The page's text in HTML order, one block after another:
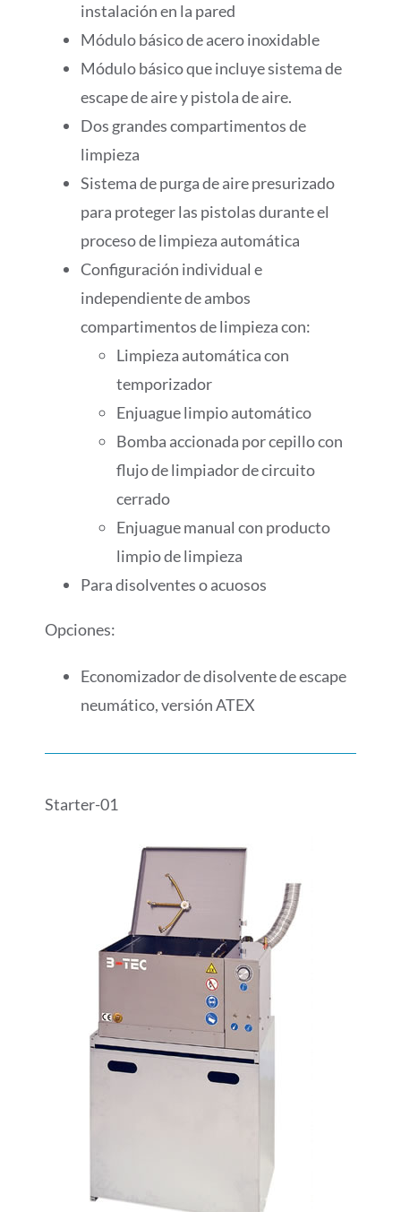
instalación en la pared
Módulo básico de acero inoxidable
Módulo básico que incluye sistema de
escape de aire y pistola de aire.
Dos grandes compartimentos de
limpieza
Sistema de purga de aire presurizado
para proteger las pistolas durante el
proceso de limpieza automática
Configuración individual e
independiente de ambos
compartimentos de limpieza con:
Limpieza automática con
temporizador
Enjuague limpio automático
Bomba accionada por cepillo con
flujo de limpiador de circuito
cerrado
Enjuague manual con producto
limpio de limpieza
Para disolventes o acuosos
Opciones:
Economizador de disolvente de escape
neumático, versión ATEX
Starter-01